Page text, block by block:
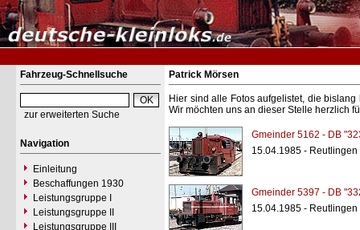
Fahrzeug-Schnellsuche
zur erweiterten Suche
Navigation
Einleitung
Beschaffungen 1930
Leistungsgruppe I
Leistungsgruppe II
Leistungsgruppe III
Patrick Mörsen
Hier sind alle Fotos aufgelistet, die
Wir möchten uns an dieser Stelle herzlich
Gmeinder 5162 - DB
15.04.1985 - Reutlingen
Gmeinder 5397 - DB
15.04.1985 - Reutlingen